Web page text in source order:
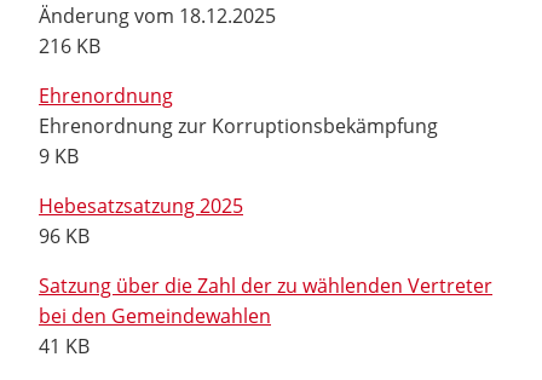
Änderung vom 18.12.2025
216 KB
Ehrenordnung
Ehrenordnung zur Korruptionsbekämpfung
9 KB
Hebesatzsatzung 2025
96 KB
Satzung über die Zahl der zu wählenden Vertreter
bei den Gemeindewahlen
41 KB